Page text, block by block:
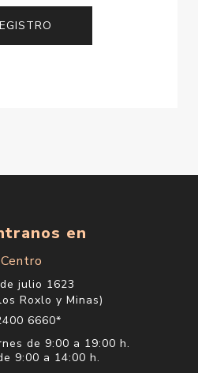
en
Centro
julio 1623
Roxlo y Minas)
6660*
de 9:00 a 19:00 h.
9:00 a 14:00 h.